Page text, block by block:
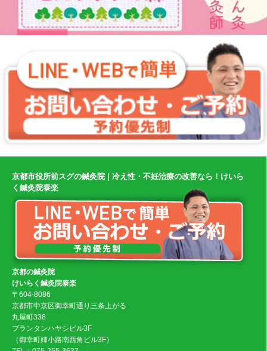
京都市役所前スグの鍼灸院 | 冷え性・不妊治療の改善なら！けいら
く鍼灸院泰楽
京都の鍼灸院
けいらく鍼灸院泰楽
〒604-8086
京都市中京区御幸町通り三条上がる
丸屋町338
プランタンハヤシビル3F
（御幸町姉小路南西角ビル3F）